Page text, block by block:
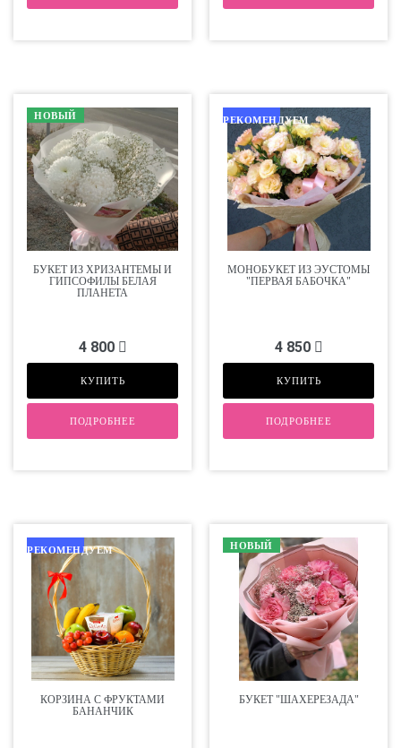
НОВЫЙ
БУКЕТ ИЗ ХРИЗАНТЕМЫ И
ГИПСОФИЛЫ БЕЛАЯ
ПЛАНЕТА
4 800
КУПИТЬ
ПОДРОБНЕЕ
РЕКОМЕНДУЕМ
МОНОБУКЕТ ИЗ ЭУСТОМЫ
"ПЕРВАЯ БАБОЧКА"
4 850
КУПИТЬ
ПОДРОБНЕЕ
РЕКОМЕНДУЕМ
КОРЗИНА С ФРУКТАМИ
БАНАНЧИК
НОВЫЙ
БУКЕТ "ШАХЕРЕЗАДА"